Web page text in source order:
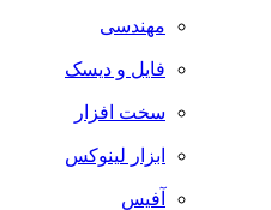
مهندسی
فایل و دیسک
سخت افزار
ابزار لینوکس
آفیس